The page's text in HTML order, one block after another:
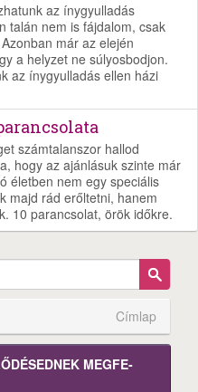
az ínygyulladás
talán nem is fájdalom, csak
már az elején
a helyzet ne súlyosbodjon.
az ínygyulladás ellen házi
számtalanszor hallod
hogy az ajánlásuk szinte már
életben nem egy speciális
majd rád erőltetni, hanem
10 parancsolat, örök időkre.
Címlap
MEGFE­